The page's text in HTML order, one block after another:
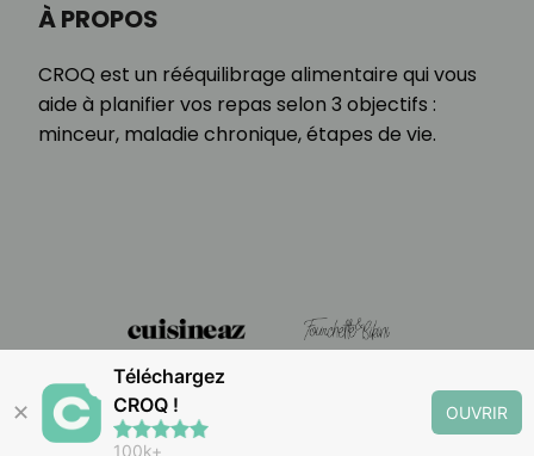
À PROPOS
CROQ est un rééquilibrage alimentaire qui vous
aide à planifier vos repas selon 3 objectifs :
minceur, maladie chronique, étapes de vie.
✕
Téléchargez
CROQ !
100k+
OUVRIR